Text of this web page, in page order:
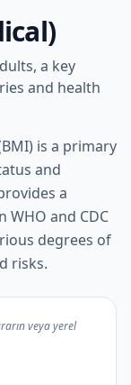
a key
and health
is a primary
and
a
WHO and CDC
degrees of
risks.
veya yerel